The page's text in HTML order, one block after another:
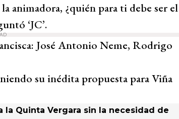
animadora, ¿quién para ti debe ser el
‘JC’.
José Antonio Neme, Rodrigo
su inédita propuesta para Viña
la Quinta Vergara sin la necesidad de